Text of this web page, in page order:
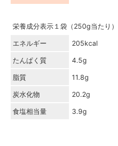
栄養成分表示１袋（250g当たり）
エネルギー 205kcal
たんぱく質 4.5g
脂質 11.8g
炭水化物 20.2g
食塩相当量 3.9g